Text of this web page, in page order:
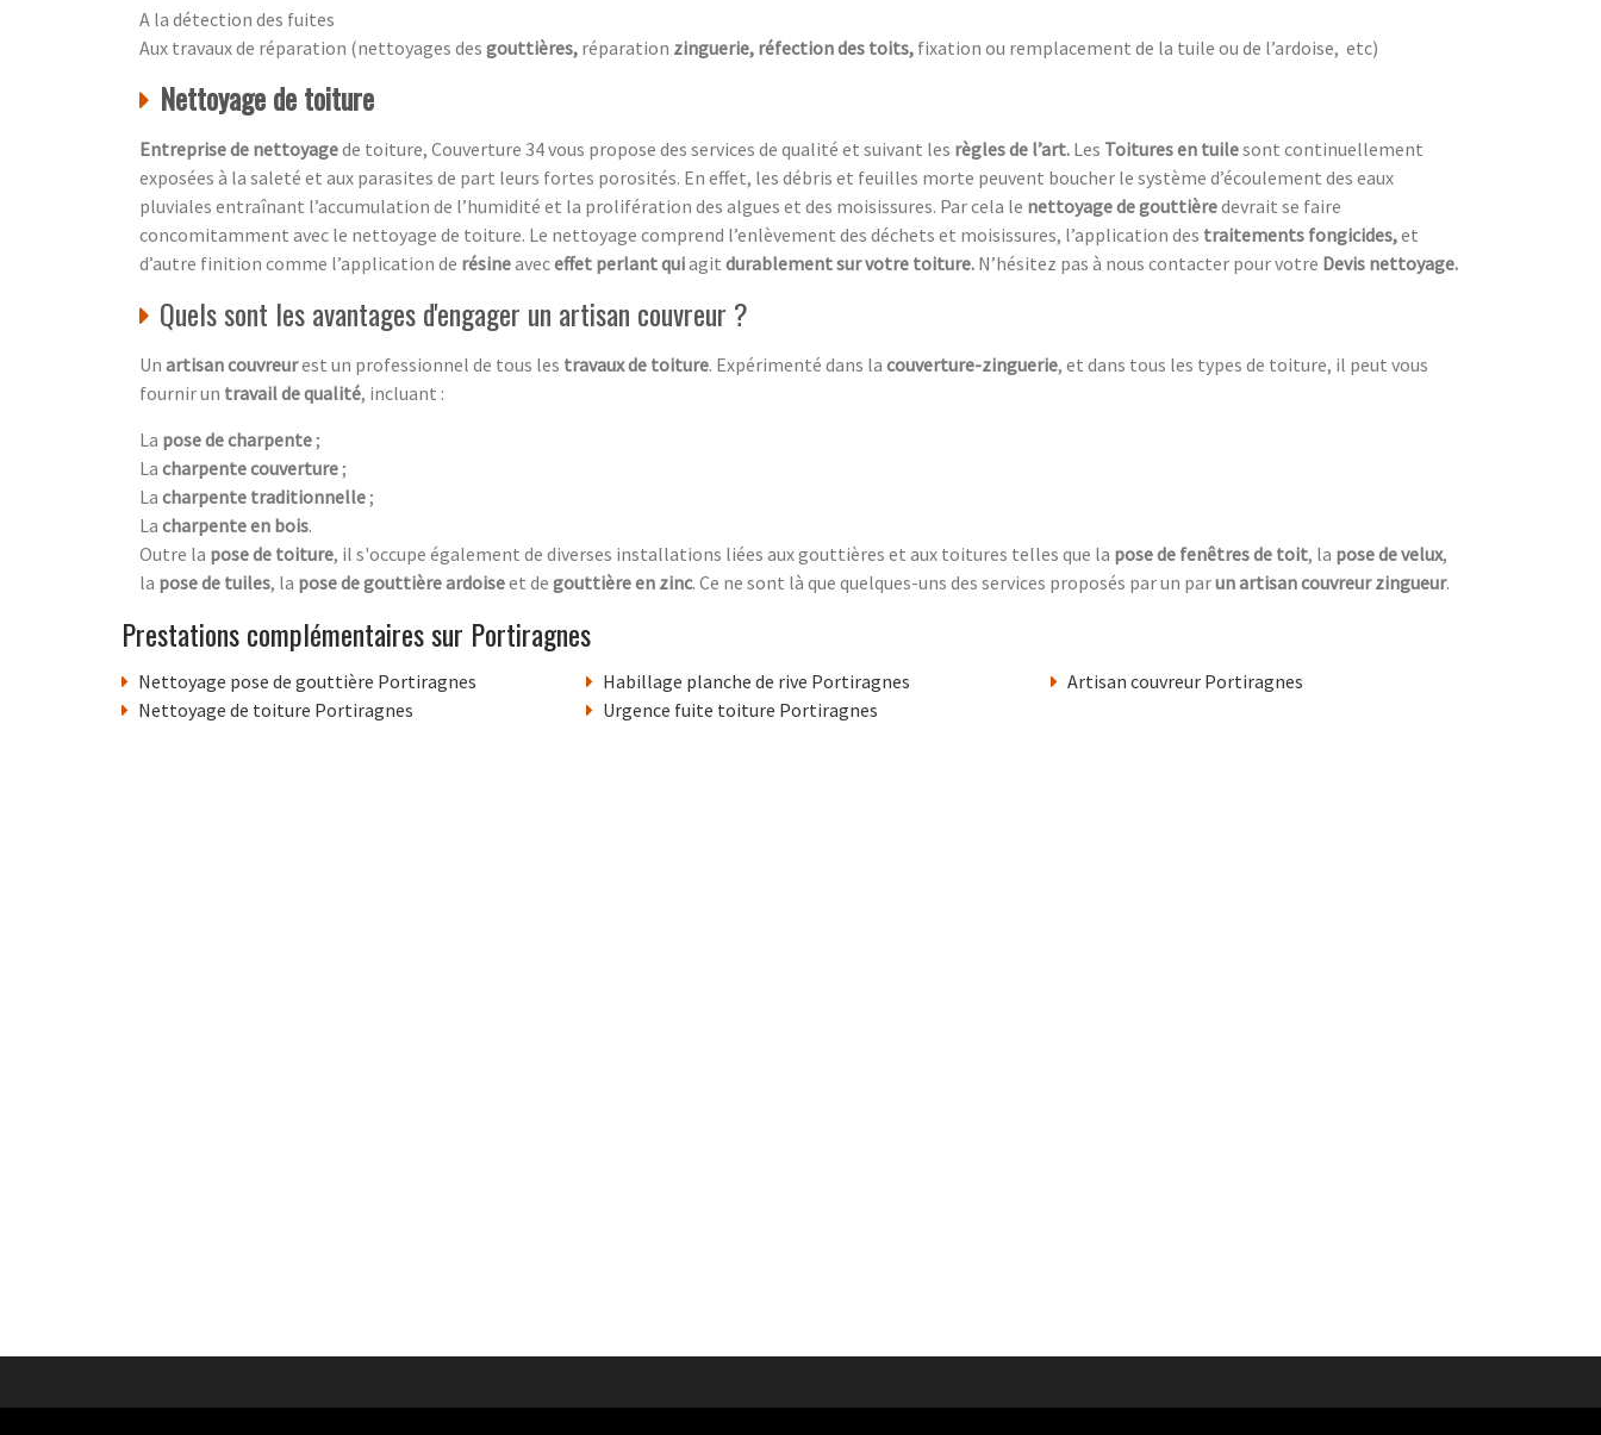
A la détection des fuites
Aux travaux de réparation (nettoyages des gouttières, réparation zinguerie, réfection des toits, fixation ou remplacement de la tuile ou de l’ardoise, etc)
Nettoyage de toiture
Entreprise de nettoyagede toiture, Couverture 34 vous propose des services de qualité et suivant les règles de l’art. Les Toitures en tuilesont continuellement
exposées à la saleté et aux parasites de part leurs fortes porosités. En effet, les débris et feuilles morte peuvent boucher le système d’écoulement des eaux
pluviales entraînant l’accumulation de l’humidité et la prolifération des algues et des moisissures. Par cela le nettoyage de gouttièredevrait se faire
concomitamment avec le nettoyage de toiture. Le nettoyage comprend l’enlèvement des déchets et moisissures, l’application des traitements fongicides,et
d’autre finition comme l’application de résineaveceffet perlant quiagit durablement sur votre toiture. N’hésitez pas à nous contacter pour votre Devis nettoyage.
Quels sont les avantages d'engager un artisan couvreur ?
Un artisan couvreurest un professionnel de tous les travaux de toiture. Expérimenté dans la couverture-zinguerie, et dans tous les types de toiture, il peut vous
fournir un travail de qualité, incluant :
La pose de charpente;
La charpente couverture;
La charpente traditionnelle;
La charpente en bois.
Outre la pose de toiture, il s'occupe également de diverses installations liées aux gouttières et aux toitures telles que la pose de fenêtres de toit, la pose de velux,
la pose de tuiles, la pose de gouttière ardoiseet de gouttière en zinc. Ce ne sont là que quelques-uns des services proposés par un parun artisan couvreur zingueur.
Prestations complémentaires sur Portiragnes
Nettoyage pose de gouttière Portiragnes
Nettoyage de toiture Portiragnes
Habillage planche de rive Portiragnes
Urgence fuite toiture Portiragnes
Artisan couvreur Portiragnes